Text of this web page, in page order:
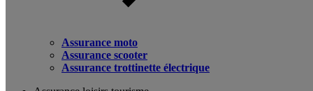
Assurance moto
Assurance scooter
Assurance trottinette électrique